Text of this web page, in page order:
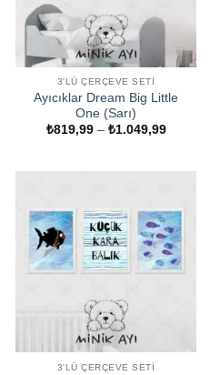
3'LÜ ÇERÇEVE SETI
Ayıcıklar Dream Big Little
One (Sarı)
₺819,99 – ₺1.049,99Fiyat
3'LÜ ÇERÇEVE SETI